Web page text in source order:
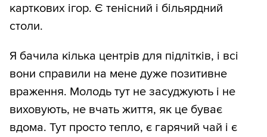
карткових ігор. Є тенісний і більярдний
столи.
Я бачила кілька центрів для підлітків, і всі
вони справили на мене дуже позитивне
враження. Молодь тут не засуджують і не
виховують, не вчать життя, як це буває
вдома. Тут просто тепло, є гарячий чай і є